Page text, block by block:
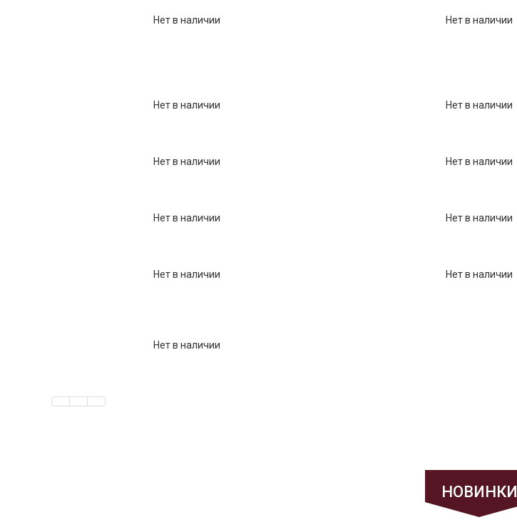
Нет в наличии
Нет в наличии
Нет в наличии Нет в наличии
Нет в наличии Нет в наличии
Нет в наличии Нет в наличии
Нет в наличии Нет в наличии
Нет в наличии
НОВИНКИ